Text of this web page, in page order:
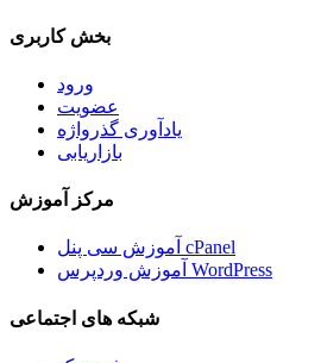
بخش کاربری
ورود
عضویت
یادآوری گذرواژه
بازاریابی
مرکز آموزش
آموزش سی پنل cPanel
آموزش وردپرس WordPress
شبکه های اجتماعی